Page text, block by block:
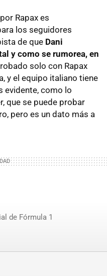
Rapax es
los seguidores
de que Dani
y como se rumorea, en
solo con Rapax
y el equipo italiano tiene
evidente, como lo
que se puede probar
pero es un dato más a
de Fórmula 1